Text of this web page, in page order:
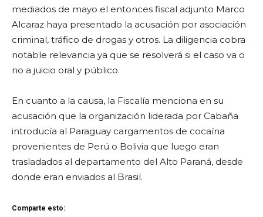
mediados de mayo el entonces fiscal adjunto Marco
Alcaraz haya presentado la acusación por asociación
criminal, tráfico de drogas y otros. La diligencia cobra
notable relevancia ya que se resolverá si el caso va o
no a juicio oral y público.
En cuanto a la causa, la Fiscalía menciona en su
acusación que la organización liderada por Cabaña
introducía al Paraguay cargamentos de cocaína
provenientes de Perú o Bolivia que luego eran
trasladados al departamento del Alto Paraná, desde
donde eran enviados al Brasil.
Comparte esto: